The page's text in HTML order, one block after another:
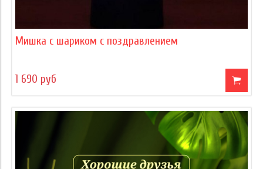
Мишка с шариком с поздравлением
1 690 руб